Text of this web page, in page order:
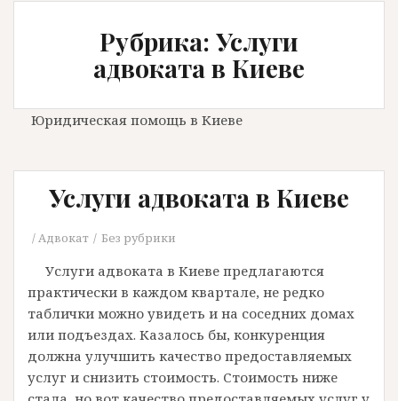
Рубрика: Услуги
адвоката в Киеве
Юридическая помощь в Киеве
Услуги адвоката в Киеве
Адвокат Без рубрики
Услуги адвоката в Киеве предлагаются
практически в каждом квартале, не редко
таблички можно увидеть и на соседних домах
или подъездах. Казалось бы, конкуренция
должна улучшить качество предоставляемых
услуг и снизить стоимость. Стоимость ниже